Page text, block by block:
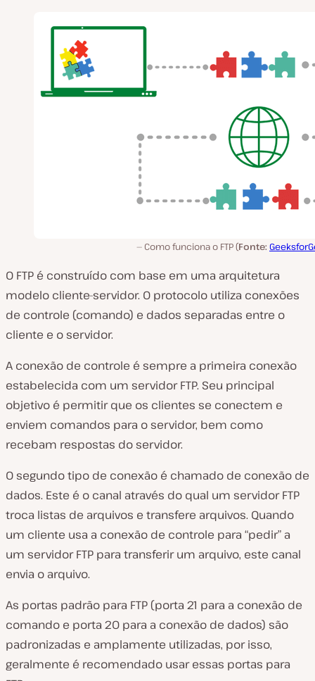
Como funciona o FTP (Fonte:
O FTP é construído com base em uma arquitetura
modelo cliente-servidor. O protocolo utiliza conexões
de controle (comando) e dados separadas entre o
cliente e o servidor.
A conexão de controle é sempre a primeira conexão
estabelecida com um servidor FTP. Seu principal
objetivo é permitir que os clientes se conectem e
enviem comandos para o servidor, bem como
recebam respostas do servidor.
O segundo tipo de conexão é chamado de conexão de
dados. Este é o canal através do qual um servidor FTP
troca listas de arquivos e transfere arquivos. Quando
um cliente usa a conexão de controle para “pedir” a
um servidor FTP para transferir um arquivo, este canal
envia o arquivo.
As portas padrão para FTP (porta 21 para a conexão de
comando e porta 20 para a conexão de dados) são
padronizadas e amplamente utilizadas, por isso,
geralmente é recomendado usar essas portas para